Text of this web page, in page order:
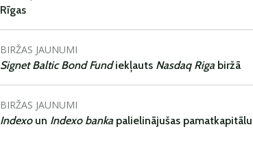
Rīgas
BIRŽAS JAUNUMI
Signet Baltic Bond Fundiekļauts Nasdaq Riga biržā
BIRŽAS JAUNUMI
Indexoun Indexo banka palielinājušas pamatkapitālu